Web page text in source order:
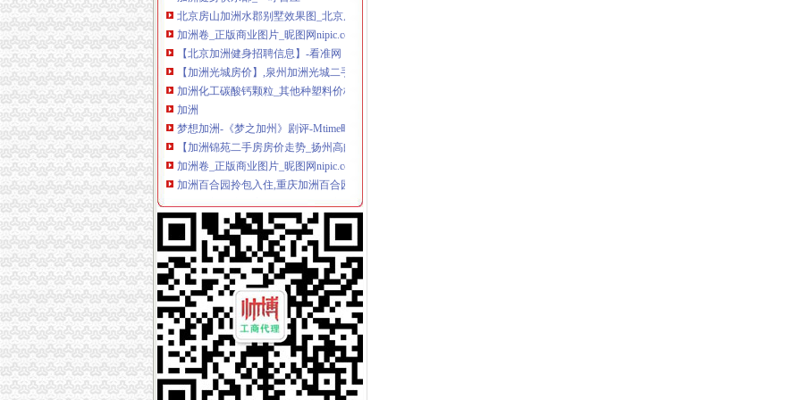
加洲卷_正版商业图片_昵图网nipic.com
【北京加洲健身招聘信息】-看准网
【加洲光城房价】,泉州加洲光城二手房,加洲光城二手房价格
加洲化工碳酸钙颗粒_其他种塑料价格_其他种塑料相关求购,供应
加洲
梦想加洲-《梦之加州》剧评-Mtime时光网
【加洲锦苑二手房房价走势_扬州高邮市高邮市加洲锦苑二手房新房
加洲卷_正版商业图片_昵图网nipic.com
加洲百合园拎包入住,重庆加洲百合园拎包入住二手房房源-重庆安居客
【加洲新牌坊写字楼出售网】-重庆赶集网
加洲门部
hotelcalifornia（加洲旅馆）-太-MV-酷我音乐-好音质用酷我
加洲宝宝怎么样_育儿问答_宝宝树
加洲旅店的主页-站酷（ZCOOL）
【加洲光】加洲光房价、二手房、租房-福州城市房产
加洲物业__浙江加洲物业服务有限公司-必途企业库
【加洲汽车影院团购】加洲汽车影院电影票1张团购-广州拉手网
加洲旅馆-搜影视
梦想加洲
加洲湾
【加洲健身团购】_加洲健身体验卡_百度糯米